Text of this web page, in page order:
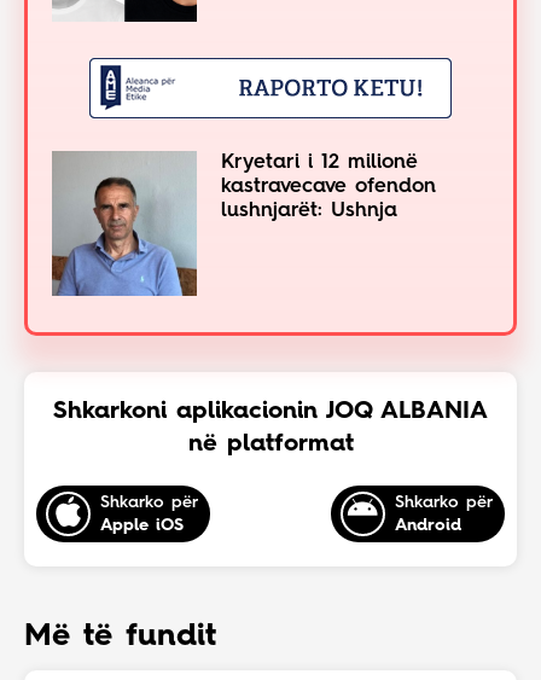
Kryetari i 12 milionë
kastravecave ofendon
lushnjarët: Ushnja
Shkarkoni aplikacionin JOQ ALBANIA
në platformat
Shkarko për
Apple iOS
Shkarko për
Android
Më të fundit